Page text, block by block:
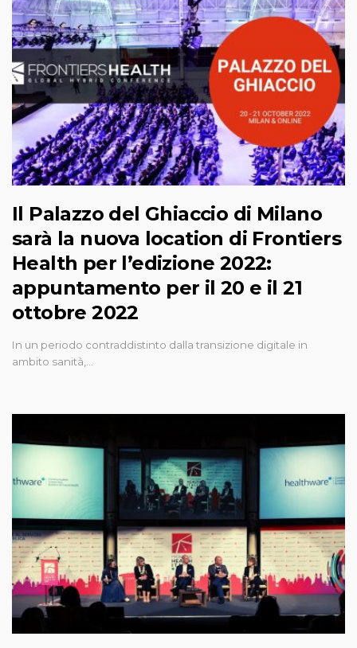
Il Palazzo del Ghiaccio di Milano
sarà la nuova location di Frontiers
Health per l’edizione 2022:
appuntamento per il 20 e il 21
ottobre 2022
In un periodo contraddistinto dalla transizione digitale in
ambito sanità,…